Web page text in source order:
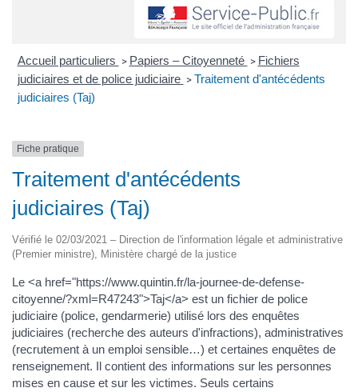
Accueil particuliers > Papiers – Citoyenneté > Fichiers
judiciaires et de police judiciaire > Traitement d'antécédents
judiciaires (Taj)
Fiche pratique
Traitement d'antécédents
judiciaires (Taj)
Vérifié le 02/03/2021 – Direction de l'information légale et administrative
(Premier ministre), Ministère chargé de la justice
Le <a href="https://www.quintin.fr/la-journee-de-defense-
citoyenne/?xml=R47243">Taj</a> est un fichier de police
judiciaire (police, gendarmerie) utilisé lors des enquêtes
judiciaires (recherche des auteurs d'infractions), administratives
(recrutement à un emploi sensible…) et certaines enquêtes de
renseignement. Il contient des informations sur les personnes
mises en cause et sur les victimes. Seuls certains